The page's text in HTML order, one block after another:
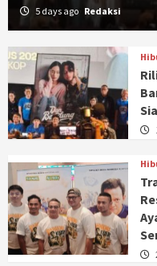
5 days ago Redaksi